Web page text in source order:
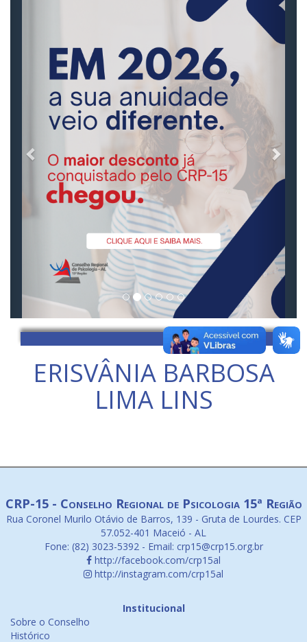
ERISVÂNIA BARBOSA
LIMA LINS
CRP-15 - Conselho Regional de Psicologia 15ª Região
Rua Coronel Murilo Otávio de Barros, 139 - Gruta de Lourdes. CEP
57.052-401 Maceió - AL
Fone: (82) 3023-5392 - Email: crp15@crp15.org.br
http://facebook.com/crp15al
http://instagram.com/crp15al
Institucional
Sobre o Conselho
Histórico